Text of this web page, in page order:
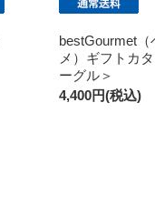
bestGourmet（
メ）ギフトカ
ーグル＞
4,400円(税込)